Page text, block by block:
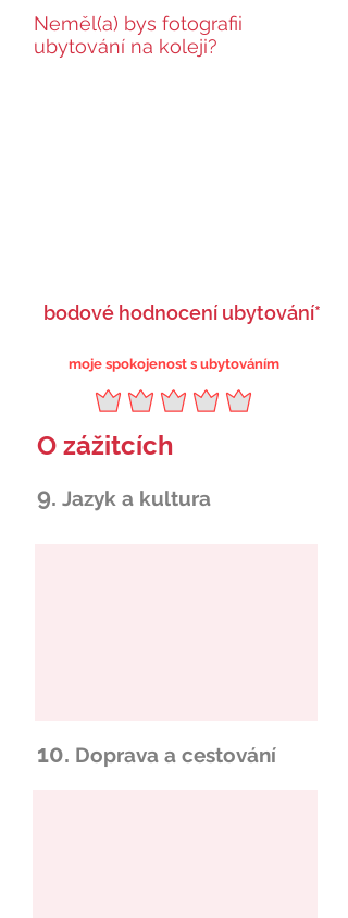
Neměl(a) bys fotografii
ubytování na koleji?
bodové hodnocení ubytování*
moje spokojenost s ubytováním
O zážitcích
9. Jazyk a kultura
10. Doprava a cestování